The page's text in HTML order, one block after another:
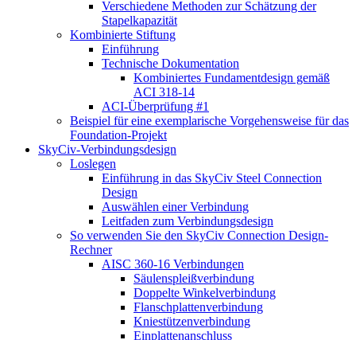
Verschiedene Methoden zur Schätzung der
Stapelkapazität
Kombinierte Stiftung
Einführung
Technische Dokumentation
Kombiniertes Fundamentdesign gemäß
ACI 318-14
ACI-Überprüfung #1
Beispiel für eine exemplarische Vorgehensweise für das
Foundation-Projekt
SkyCiv-Verbindungsdesign
Loslegen
Einführung in das SkyCiv Steel Connection
Design
Auswählen einer Verbindung
Leitfaden zum Verbindungsdesign
So verwenden Sie den SkyCiv Connection Design-
Rechner
AISC 360-16 Verbindungen
Säulenspleißverbindung
Doppelte Winkelverbindung
Flanschplattenverbindung
Kniestützenverbindung
Einplattenanschluss